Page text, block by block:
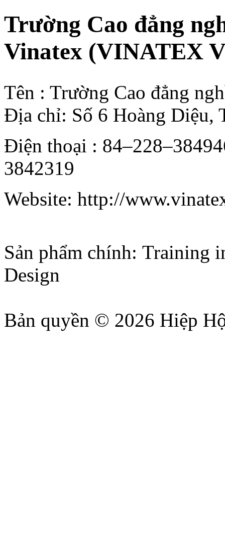
Trường Cao đẳng
Vinatex (VINATEX
Tên : Trường Cao đẳng
Địa chỉ: Số 6 Hoàng
Điện thoại :
3842319
Website: http://
Sản phẩm chính: Training
Design
Bản quyền © 2026 Hiệp